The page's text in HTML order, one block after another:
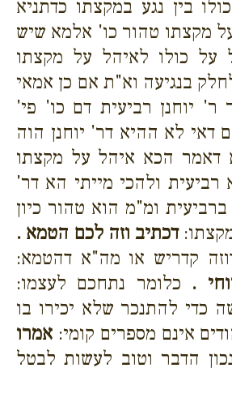
בין נגע במקצתו כדתניא
מקצתו טהור כו' אלמא שיש
על כולו לאיהל על מקצתו
בנגיעה וא"ת אם כן אמאי
ר' יוחנן רביעית דם כו' פי'
דאי לא ההיא דר' יוחנן הוה
דאמר הכא איהל על מקצתו
רביעית ולהכי מייתי הא דר'
ברביעית ומ"מ הוא טהור כיון
דכתיב וזה לכם הטמא .
קדריש או מה"א דהטמא:
. כלומר נתחכם לעצמו:
כדי להתנכר שלא יכירו בו
אינם מספרים קומי: אמרו
הדבר וטוב לעשות לבטל